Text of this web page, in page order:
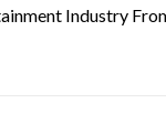
Industry